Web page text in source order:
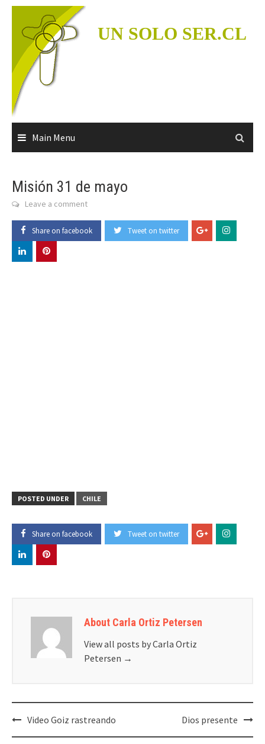
Skip
content
UN SOLO SER.CL
Main Menu
Misión 31 de mayo
Leave a comment
Share on facebook Tweet on twitter
POSTED UNDER CHILE
Share on facebook Tweet on twitter
About Carla Ortiz Petersen
View all posts by Carla Ortiz
Petersen →
Post
navigation
Video Goiz rastreando Dios presente